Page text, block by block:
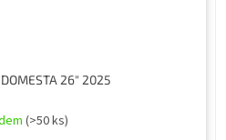
26" 2025
hodnocení
(>50 ks)